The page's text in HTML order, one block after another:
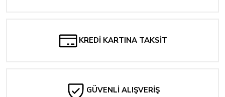
KREDİ KARTINA TAKSİT
GÜVENLİ ALIŞVERİŞ